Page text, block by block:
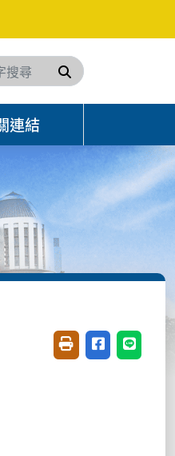
搜尋
連結
友善列印(開新視窗)
分享至臉書(
分享至